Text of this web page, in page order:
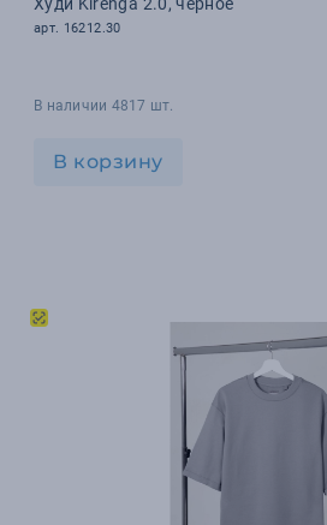
арт. 16212.30
В наличии 4817 шт.
В корзину